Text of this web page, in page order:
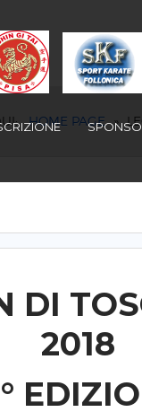
HOME PAGE »
DI
2018